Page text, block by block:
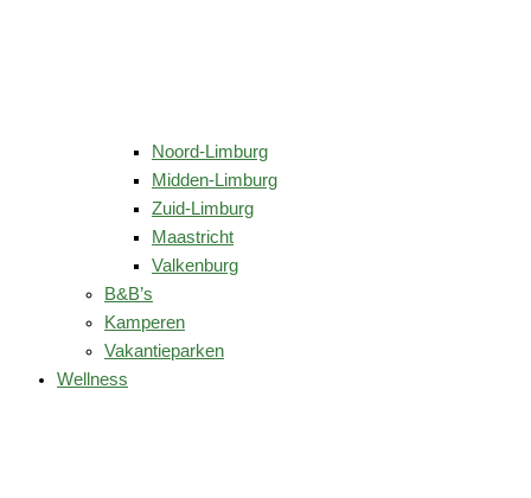
Noord-Limburg
Midden-Limburg
Zuid-Limburg
Maastricht
Valkenburg
B&B’s
Kamperen
Vakantieparken
Wellness